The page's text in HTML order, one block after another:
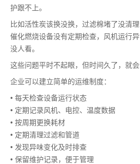
护跟不上。
比如活性炭该换没换，过滤棉堵了没清
催化燃烧设备没有定期检查，风机运行
没人看。
这些问题平时不起眼，但时间久了，就会
企业可以建立简单的运维制度：
• 每天检查设备运行状态
• 定期记录风机、电控、温度数据
• 按周期更换耗材
• 定期清理过滤和管道
• 发现异味变化及时排查
• 保留维护记录，便于管理